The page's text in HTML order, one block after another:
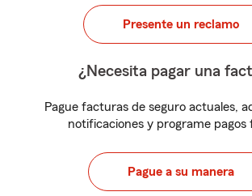
Presente un reclamo
¿Necesita pagar una
Pague facturas de seguro actuales,
notificaciones y programe pagos
Pague a su manera